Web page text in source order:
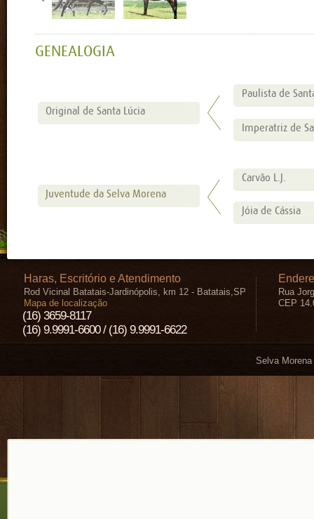
GENEALOGIA
Original de Santa Lúcia
Juventude da Selva Morena
Paulista de
Imperatriz de
Carvão L.J.
Jóia de Cássia
Haras, Escritório e Atendimento
Rod Vicinal Batatais-Jardinópolis, km 12 - Batatais,SP
Mapa de localização
(16) 3659-8117
(16) 9.9991-6600 / (16) 9.9991-6622
Rua
CEP
Selva Morena